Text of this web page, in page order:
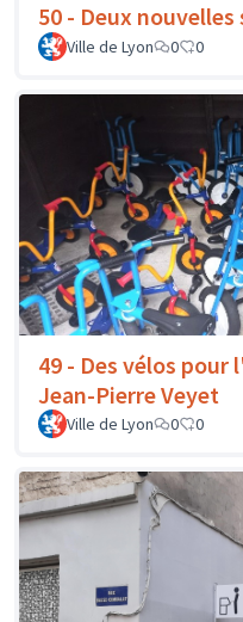
50 - Deux nouvelles
Ville de Lyon
0 0
49 - Des vélos
Jean-Pierre Veyet
Ville de Lyon 0 0